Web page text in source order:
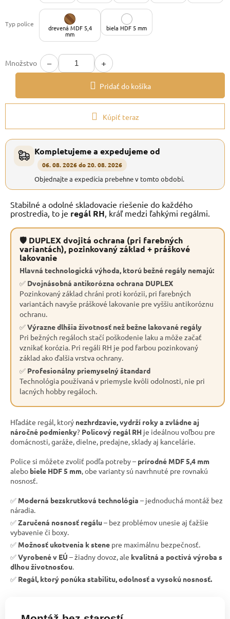
Typ police drevená MDF 5,4
mm
biela HDF 5 mm
Množstvo − +
Pridať do košíka
Kúpiť teraz
Kompletujeme a expedujeme od
06. 08. 2026 do 20. 08. 2026
Objednajte a expedícia prebehne v tomto období.
Stabilné a odolné skladovacie riešenie do každého
prostredia, to je regál RH , kráľ medzi ľahkými regálmi.
🛡 DUPLEX dvojitá ochrana (pri farebných
variantách), pozinkovaný základ + práškové
lakovanie
Hlavná technologická výhoda, ktorú bežné regály nemajú:
✅ Dvojnásobná antikorózna ochrana DUPLEX
Pozinkovaný základ chráni proti korózii, pri farebných
variantách navyše práškové lakovanie pre vyššiu antikoróznu
ochranu.
✅Výrazne dlhšia životnosť než bežne lakované regály
Pri bežných regáloch stačí poškodenie laku a môže začať
vznikať korózia. Pri regáli RH je pod farbou pozinkovaný
základ ako ďalšia vrstva ochrany.
✅ Profesionálny priemyselný štandard
Technológia používaná v priemysle kvôli odolnosti, nie pri
lacných hobby regáloch.
Hľadáte regál, ktorý nezhrdzavie, vydrží roky a zvládne aj
náročné podmienky? Policový regál RH je ideálnou voľbou pre
domácnosti, garáže, dielne, predajne, sklady aj kancelárie.
Police si môžete zvoliť podľa potreby – prírodné MDF 5,4 mm
alebo biele HDF 5 mm , obe varianty sú navrhnuté pre rovnakú
nosnosť.
✅ Moderná bezskrutková technológia – jednoduchá montáž bez
náradia.
✅Zaručená nosnosť regálu– bez problémov unesie aj ťažšie
vybavenie či boxy.
✅ Možnosť ukotvenia k stene pre maximálnu bezpečnosť.
✅Vyrobené v EÚ – žiadny dovoz, ale kvalitná a poctivá výroba s
dlhou životnosťou
✅ Regál, ktorý ponúka stabilitu, odolnosť a vysokú nosnosť.